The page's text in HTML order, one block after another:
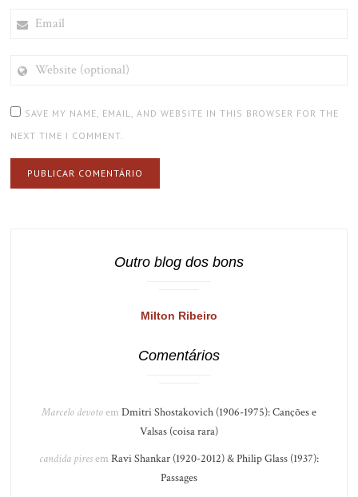
(OPTIONAL)
SAVE MY NAME, EMAIL, AND WEBSITE IN THIS BROWSER FOR THE
NEXT TIME I COMMENT.
Outro blog dos bons
Milton Ribeiro
Comentários
Marcelo devotoem Dmitri Shostakovich (1906-1975): Canções e
Valsas (coisa rara)
candida piresem Ravi Shankar (1920-2012) & Philip Glass (1937):
Passages